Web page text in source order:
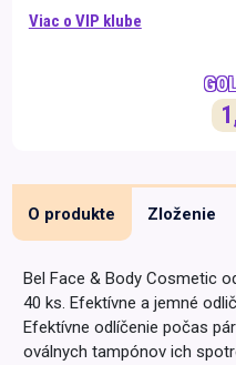
Viac o VIP klube
O produkte Zloženie
Bel Face & Body Cosmetic
40 ks. Efektívne a jemné
Efektívne odlíčenie počas
oválnych tampónov ich